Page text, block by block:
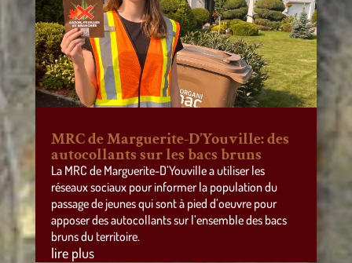
MRC de Marguerite-D’Youville: des
autocollants sur les bacs bruns
La MRC de Marguerite-D’Youville a utiliser les
réseaux sociaux pour informer la population du
passage de jeunes qui sont à pied d’oeuvre pour
apposer des autocollants sur l’ensemble des bacs
bruns du territoire.
lire plus